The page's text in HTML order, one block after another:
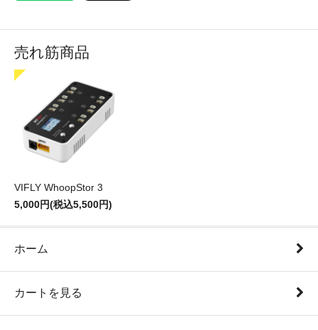
売れ筋商品
VIFLY WhoopStor 3
5,000円(税込5,500円)
ホーム
カートを見る